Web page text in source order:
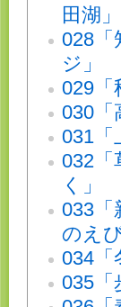
田湖」
028「
ジ」
029「
030「
031「
032「
く」
033
のえ
034「
035「